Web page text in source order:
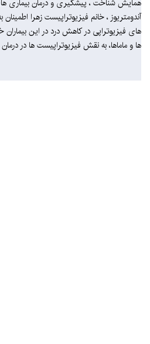
همایش شناخت ، پیشگیری و درمان بیماری
آندومتریوز ، خانم فیزیوتراپیست زهرا
های فیزیوتراپی در کاهش درد در این بیماران
ها و ماماها، به نقش فیزیوتراپیست ها در